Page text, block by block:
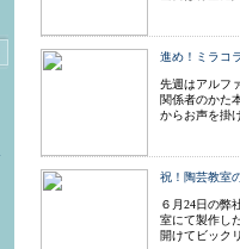
進め！ミラコ
先週はアルフ
関係者のかた
からお声を掛
祝！陶芸教室
６月24日の弊
室にて製作し
開けてビック